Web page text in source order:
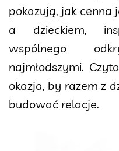
pokazują, jak cenna
a dzieckiem,
wspólnego
najmłodszymi.
okazja, by razem z
budować relacje.